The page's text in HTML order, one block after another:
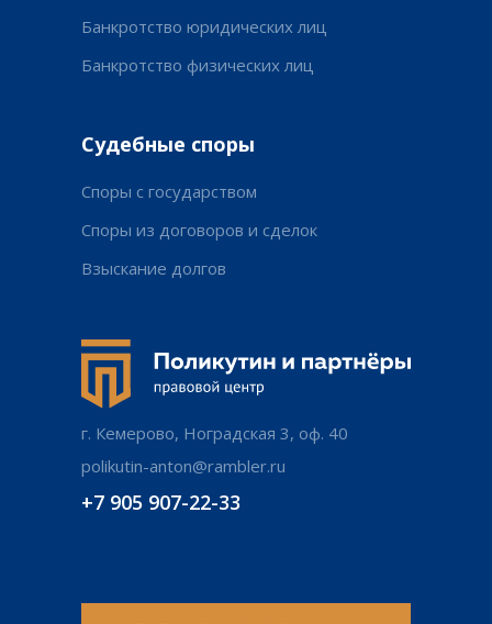
Судебные споры
Споры с государством
Банкротство юридических лиц
Банкротство физических лиц
Споры из договоров и сделок
+7 905 907-22-33
polikutin-anton@rambler.ru
г. Кемерово, Ноградская 3, оф. 40
Взыскание долгов